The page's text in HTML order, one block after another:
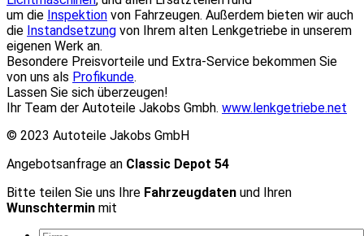
um die Inspektion von Fahrzeugen. Außerdem bieten wir auch
die Instandsetzung von Ihrem alten Lenkgetriebe in unserem
eigenen Werk an.
Besondere Preisvorteile und Extra-Service bekommen Sie
von uns als Profikunde.
Lassen Sie sich überzeugen!
Ihr Team der Autoteile Jakobs Gmbh. www.lenkgetriebe.net
© 2023 Autoteile Jakobs GmbH
Angebotsanfrage an Classic Depot 54
Bitte teilen Sie uns Ihre Fahrzeugdaten und Ihren
Wunschtermin mit